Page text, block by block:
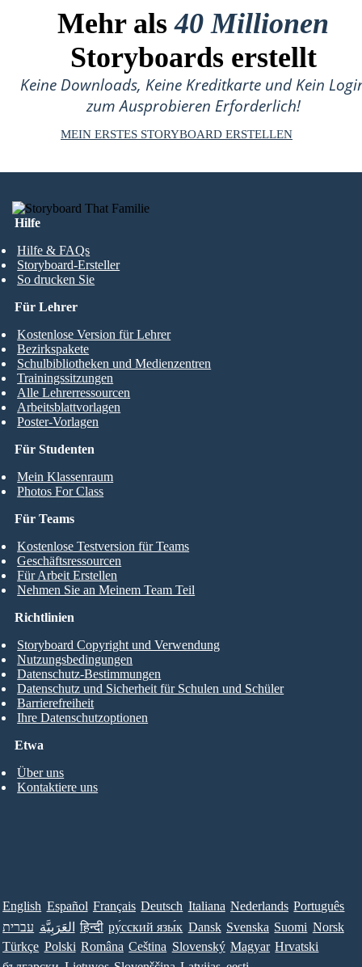
Mehr als40 Millionen
Storyboards erstellt
Keine Downloads, Keine Kreditkarte und Kein
zum Ausprobieren Erforderlich!
MEIN ERSTES STORYBOARD ERSTELLEN
Hilfe
Hilfe & FAQs
Storyboard-Ersteller
So drucken Sie
Für Studenten
Mein Klassenraum
Photos For Class
Für Lehrer
Kostenlose Version für Lehrer
Bezirkspakete
Schulbibliotheken und Medienzentren
Trainingssitzungen
Alle Lehrerressourcen
Arbeitsblattvorlagen
Poster-Vorlagen
Für Teams
Kostenlose Testversion für Teams
Geschäftsressourcen
Für Arbeit Erstellen
Nehmen Sie an Meinem Team Teil
Etwa
Über uns
Kontaktiere uns
Richtlinien
Storyboard Copyright und Verwendung
Nutzungsbedingungen
Datenschutz-Bestimmungen
Datenschutz und Sicherheit für Schulen und Schüler
Barrierefreiheit
Ihre Datenschutzoptionen
English Español Français Deutsch Italiana Nederlands Português
עברית العَرَبِيَّة हिन्दी ру́сский язы́к Dansk Svenska Suomi Norsk
Türkçe Polski Româna Ceština Slovenský Magyar Hrvatski